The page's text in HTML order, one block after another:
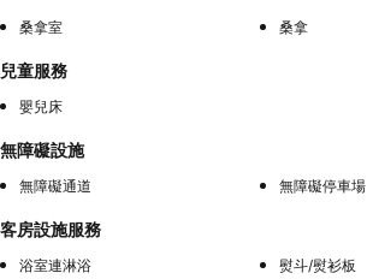
桑拿室 桑拿
兒童服務
嬰兒床
無障礙設施
無障礙通道 無障礙停車場
客房設施服務
浴室連淋浴
熨斗/熨衫板